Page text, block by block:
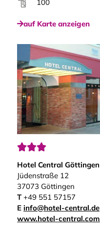
100
auf Karte anzeigen

Hotel Central Göttingen
Jüdenstraße 12
37073 Göttingen
T+49 551 57157
E info@hotel-central.de
www.hotel-central.com